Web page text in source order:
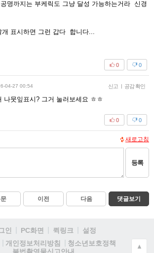
명까지는 부케릭도 그냥 달성 가능하는거라 신경
개 표시하면 그런 갑다 합니다...
0
0
04-27 00:54 신고 | 공감 확인
나뭇잎표시? 그거 눌러보세요 ㅎㅎ
0
0
새로고침
등록
이전 다음 댓글보기
인 PC화면 퀵링크
설정
개인정보처리방침
청소년보호정책
▲